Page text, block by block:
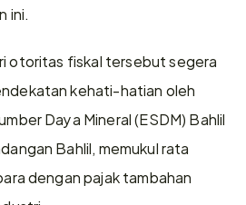
ini.
otoritas fiskal tersebut segera
kehati-hatian oleh
Daya Mineral (ESDM) Bahlil
Bahlil, memukul rata
dengan pajak tambahan